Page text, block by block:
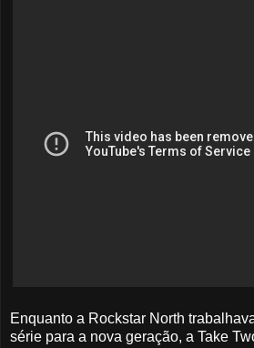
Enquanto a Rockstar North
série para a nova geração, a Take